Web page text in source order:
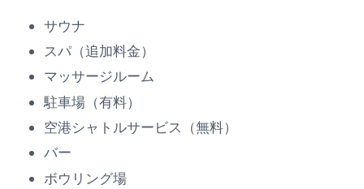
サウナ
スパ（追加料金）
マッサージルーム
駐車場（有料）
空港シャトルサービス（無料）
バー
ボウリング場